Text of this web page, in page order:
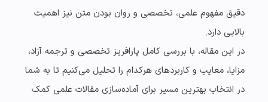
دقیق مفهوم علمی، تخصصی و روان بودن متن نیز اهمیت
بالایی دارد.
در این مقاله، با بررسی کامل پارافریز تخصصی و ترجمه آزاد،
مزایا، معایب و کاربردهای هرکدام را تحلیل می‌کنیم تا به شما
در انتخاب بهترین مسیر برای آماده‌سازی مقالات علمی کمک